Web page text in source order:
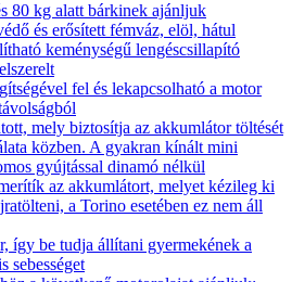
80 kg alatt bárkinek ajánljuk
és erősített fémváz, elöl, hátul
keménységű lengéscsillapító
fel és lekapcsolható a motor
mely biztosítja az akkumlátor töltését
közben. A gyakran kínált mini
gyújtással dinamó nélkül
az akkumlátort, melyet kézileg ki
a Torino esetében ez nem áll
így be tudja állítani gyermekének a
sebességet